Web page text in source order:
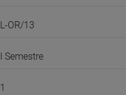
L-OR/13
I Semestre
1